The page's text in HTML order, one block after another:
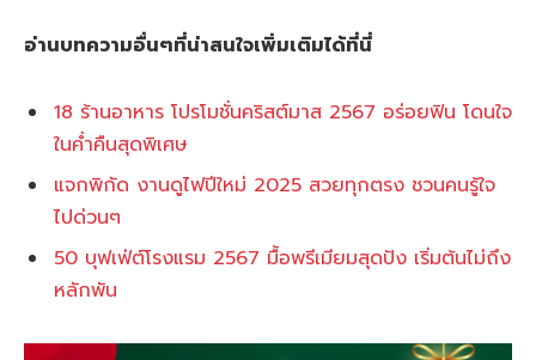
อ่านบทความอื่นๆที่น่าสนใจเพิ่มเติมได้ที่นี่
18 ร้านอาหาร โปรโมชั่นคริสต์มาส 2567 อร่อยฟิน โดนใจ
ในค่ำคืนสุดพิเศษ
แจกพิกัด งานดูไฟปีใหม่ 2025 สวยทุกตรง ชวนคนรู้ใจ
ไปด่วนๆ
50 บุฟเฟ่ต์โรงแรม 2567 มื้อพรีเมียมสุดปัง เริ่มต้นไม่ถึง
หลักพัน